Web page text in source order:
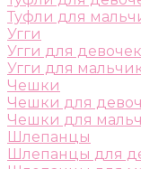
Туфли для
Угги
Угги для девочек
Угги для
Чешки
Чешки для
Чешки для
Шлепанцы
Шлепанцы для